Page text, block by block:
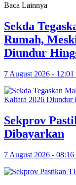
Baca Lainnya
Sekda
Rumah,
Diundur
7 August 2026 -
Sekprov
Dibayarkan
7 August 2026 -